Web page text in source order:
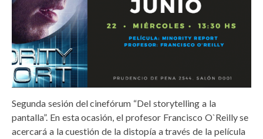
Segunda sesión del cinefórum “Del storytelling a la
pantalla”. En esta ocasión, el profesor Francisco O`Reilly se
acercará a la cuestión de la distopía a través de la película